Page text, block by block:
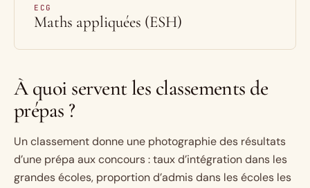
ECG
Maths appliquées (ESH)
À quoi servent les classements de
prépas ?
Un classement donne une photographie des résultats
d’une prépa aux concours : taux d’intégration dans les
grandes écoles, proportion d’admis dans les écoles les